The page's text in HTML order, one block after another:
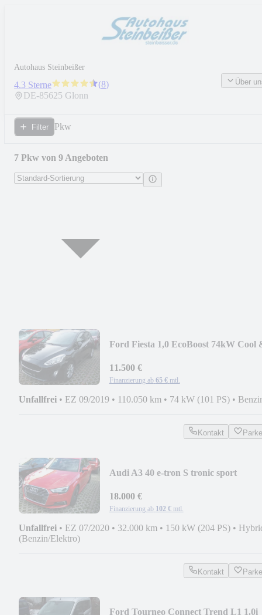
Autohaus Steinbeißer
4.3 Sterne (8)
DE-85625 Glonn
Über
Filter Pkw
7 Pkw von 9 Angeboten
Ford Fiesta 1,0 EcoBoost 74kW Cool
11.500 €
Finanzierung ab 65 € mtl.
Unfallfrei • EZ 09/2019 • 110.050 km • 74 kW (101 PS) •
Kontakt
Audi A3 40 e-tron S tronic sport
18.000 €
Finanzierung ab 102 € mtl.
Unfallfrei • EZ 07/2020 • 32.000 km • 150 kW (204 PS) •
(Benzin/Elektro)
Kontakt
Ford Tourneo Connect Trend L1 1.0i